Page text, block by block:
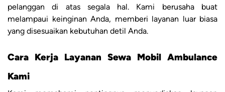
pelanggan di atas segala hal. Kami berusaha buat
melampaui keinginan Anda, memberi layanan luar biasa
yang disesuaikan kebutuhan detil Anda.
Cara Kerja Layanan Sewa Mobil Ambulance
Kami